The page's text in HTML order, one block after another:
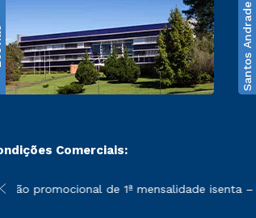
Santos Andrade
Comerciais:
períodos de rematrícula conforme
promocional de 1ª mensalidade isenta –